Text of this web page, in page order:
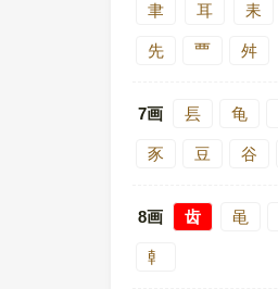
聿 耳 耒
先 覀 舛
7画 镸 龟
豕 豆 谷
8画 齿 黾
龺